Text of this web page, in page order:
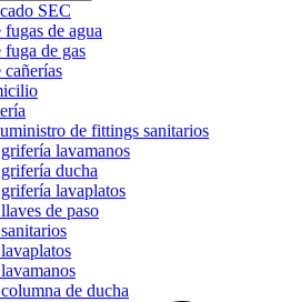
SEC
de agua
fuga de gas
cañerías
de fittings sanitarios
lavamanos
ducha
lavaplatos
de paso
de ducha